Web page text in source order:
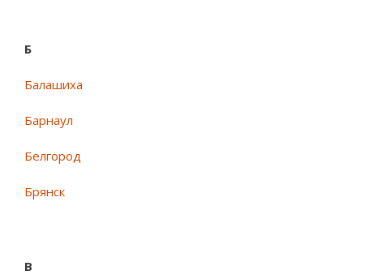
Б
Балашиха
Барнаул
Белгород
Брянск
В